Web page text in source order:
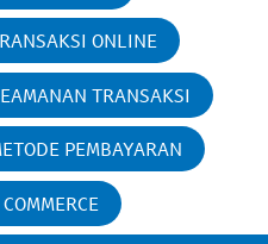
ONLINE
TRANSAKSI
PEMBAYARAN
COMMERCE